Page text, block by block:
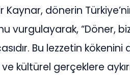
Kaynar, dönerin
vurgulayarak, “Döner,
Bu lezzetin
kültürel gerçeklere